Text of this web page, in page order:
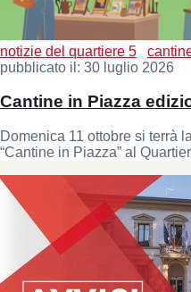
notizie del quartiere 5
pubblicato il: 30 luglio 2026
Cantine in Piazza
Domenica 11 ottobre si terrà
“Cantine in Piazza” al